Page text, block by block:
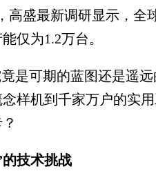
高盛最新调研显示，全
仅为1.2万台。
可期的蓝图还是遥远
样机到千家万户的实
的技术挑战